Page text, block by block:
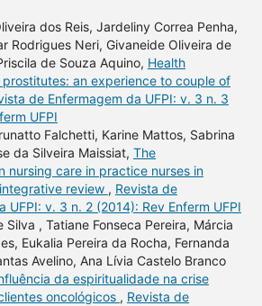
dos Reis, Jardeliny Correa Penha,
Rodrigues Neri, Givaneide Oliveira de
de Souza Aquino, Health
an experience to couple of
de Enfermagem da UFPI: v. 3 n. 3
UFPI
Falchetti, Karine Mattos, Sabrina
da Silveira Maissiat, The
nursing care in practice nurses in
review , Revista de
UFPI: v. 3 n. 2 (2014): Rev Enferm UFPI
Silva , Tatiane Fonseca Pereira, Márcia
Eukalia Pereira da Rocha, Fernanda
Avelino, Ana Lívia Castelo Branco
da espiritualidade na crise
oncológicos , Revista de